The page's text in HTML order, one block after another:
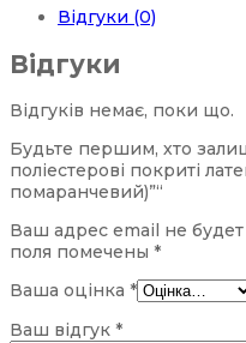
Відгуки (0)
Відгуки
Відгуків немає, поки що.
Будьте першим, хто
поліестерові покриті
помаранчевий)”“
Ваш адрес email не
поля помечены *
Ваша оцінка *
Ваш відгук *